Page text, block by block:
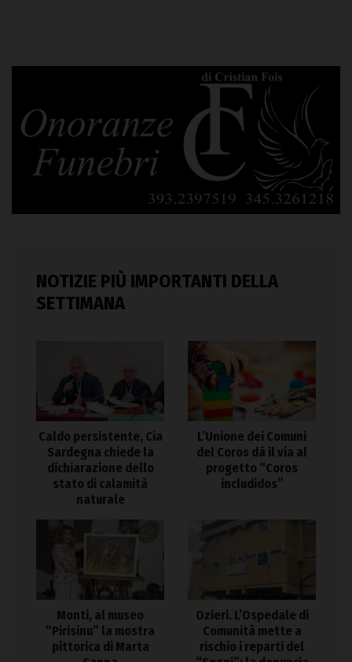
NOTIZIE PIÙ IMPORTANTI DELLA
SETTIMANA
Caldo persistente, Cia
Sardegna chiede la
dichiarazione dello
stato di calamità
naturale
L’Unione dei Comuni
del Coros dà il via al
progetto “Coros
includidos”
Monti, al museo
“Pirisinu” la mostra
pittorica di Marta
Ozieri. L’Ospedale di
Comunità mette a
rischio i reparti del